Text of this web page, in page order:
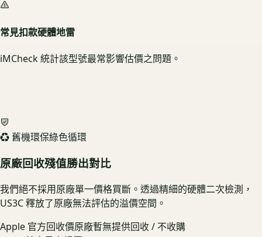
常見扣款硬體地雷
iMCheck 統計該型號最常影響估價之問題。
♻️ 舊機環保綠色循環
原廠回收殘值勝出對比
我們絕不採用原廠單一價格買斷。透過精細的硬體二次檢測，
US3C 釋放了原廠無法評估的溢價空間。
Apple 官方回收價原廠暫無提供回收 / 不收購